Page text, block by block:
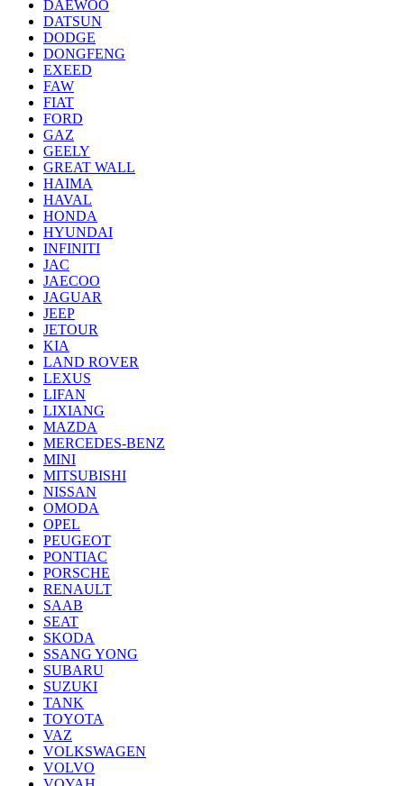
DAEWOO
DATSUN
DODGE
DONGFENG
EXEED
FAW
FIAT
FORD
GAZ
GEELY
GREAT WALL
HAIMA
HAVAL
HONDA
HYUNDAI
INFINITI
JAC
JAECOO
JAGUAR
JEEP
JETOUR
KIA
LAND ROVER
LEXUS
LIFAN
LIXIANG
MAZDA
MERCEDES-BENZ
MINI
MITSUBISHI
NISSAN
OMODA
OPEL
PEUGEOT
PONTIAC
PORSCHE
RENAULT
SAAB
SEAT
SKODA
SSANG YONG
SUBARU
SUZUKI
TANK
TOYOTA
VAZ
VOLKSWAGEN
VOLVO